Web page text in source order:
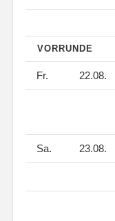
VORRUNDE
Fr. 22.08.
Sa. 23.08.